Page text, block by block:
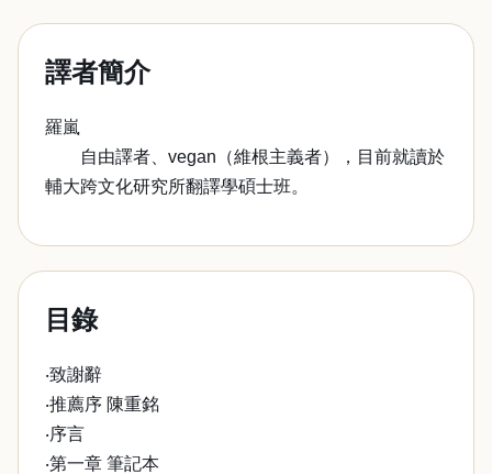
譯者簡介
羅嵐
自由譯者、vegan（維根主義者），目前就讀於
輔大跨文化研究所翻譯學碩士班。
目錄
‧致謝辭
‧推薦序 陳重銘
‧序言
‧第一章 筆記本